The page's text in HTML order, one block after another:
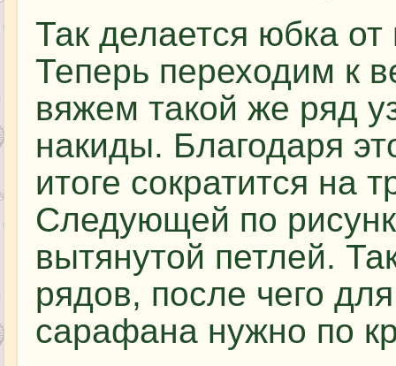
Так делается юбка
Теперь переходим к
вяжем такой же ряд
накиды. Благодаря
итоге сократится на
Следующей по
вытянутой петлей.
рядов, после чего
сарафана нужно по